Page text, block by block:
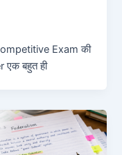
Exam की
एक बहुत ही